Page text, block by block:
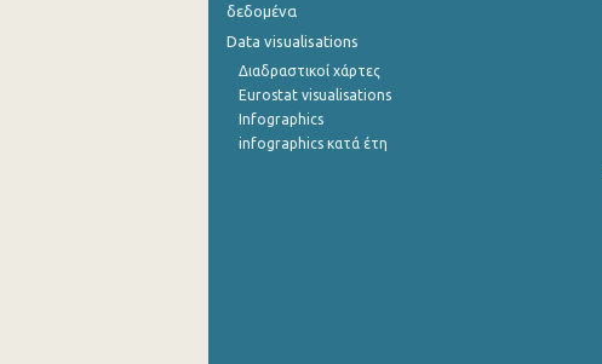
Μαρτίου 2022
Φεβρουαρίου 2022
Ιανουαρίου 2022
δεδομένα
Data visualisations
Διαδραστικοί χάρτες
Eurostat visualisations
Infographics
infographics κατά έτη